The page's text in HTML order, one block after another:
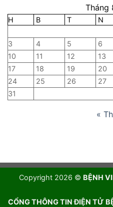
Tháng
H B T N
3
4 5 6
10
11 12 13
17
18 19 20
24
25 26 27
31
«
Copyright 2026 © BỆNH
CỔNG THÔNG TIN ĐIỆN TỬ